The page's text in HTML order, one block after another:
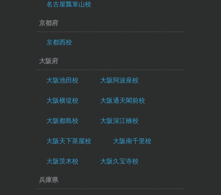
名古屋瓢箪山校
京都府
京都西校
大阪府
大阪池田校 大阪阿波座校
大阪横堤校 大阪通天閣前校
大阪都島校 大阪深江橋校
大阪天下茶屋校 大阪南千里校
大阪茨木校 大阪久宝寺校
兵庫県